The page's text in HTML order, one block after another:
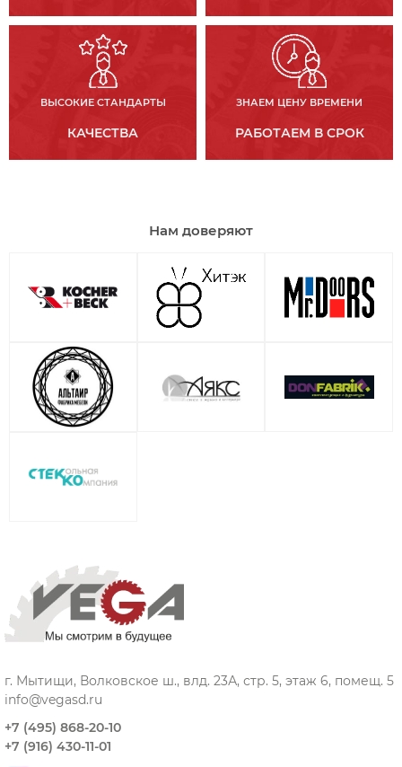
ВЫСОКИЕ СТАНДАРТЫ
КАЧЕСТВА
ЗНАЕМ ЦЕНУ ВРЕМЕНИ
РАБОТАЕМ В СРОК
Нам доверяют
г. Мытищи, Волковское ш., влд. 23А, стр. 5, этаж 6, помещ. 5
info@vegasd.ru
+7 (495) 868-20-10
+7 (916) 430-11-01